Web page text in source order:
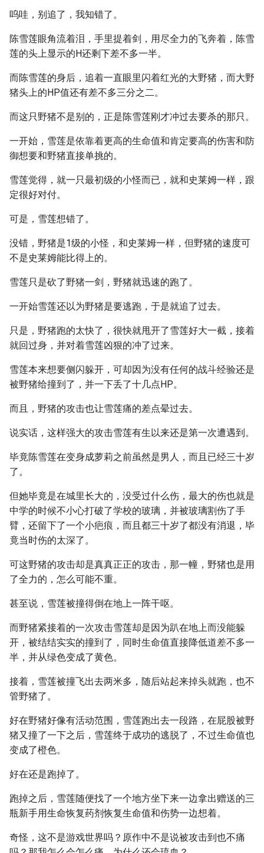
呜哇，别追了，我知错了。
陈雪莲眼角流着泪，手里提着剑，用尽全力的飞奔着，陈雪
莲的头上显示的H还剩下差不多一半。
而陈雪莲的身后，追着一直眼里闪着红光的大野猪，而大野
猪头上的HP值还有差不多三分之二。
而这只野猪不是别的，正是陈雪莲刚才冲过去要杀的那只。
一开始，雪莲是依靠着更高的生命值和肯定要高的伤害和防
御想要和野猪直接单挑的。
雪莲觉得，就一只最初级的小怪而已，就和史莱姆一样，跟
定很好对付。
可是，雪莲想错了。
没错，野猪是1级的小怪，和史莱姆一样，但野猪的速度可
不是史莱姆能比得上的。
雪莲只是砍了野猪一剑，野猪就迅速的跑了。
一开始雪莲还以为野猪是要逃跑，于是就追了过去。
只是，野猪跑的太快了，很快就甩开了雪莲好大一截，接着
就回过身，并对着雪莲凶狠的冲了过来。
雪莲本来想要侧闪躲开，可却因为没有任何的战斗经验还是
被野猪给撞到了，并一下丢了十几点HP。
而且，野猪的攻击也让雪莲痛的差点晕过去。
说实话，这样强大的攻击雪莲有生以来还是第一次遭遇到。
毕竟陈雪莲在变身成萝莉之前虽然是男人，而且已经三十岁
了。
但她毕竟是在城里长大的，没受过什么伤，最大的伤也就是
中学的时候不小心打破了学校的玻璃，并被玻璃割伤了手
臂，还留下了一个小疤痕，而且都三十岁了都没有消退，毕
竟当时伤的太深了。
可这野猪的攻击却是真真正正的攻击，那一幢，野猪也是用
了全力的，怎么可能不重。
甚至说，雪莲被撞得倒在地上一阵干呕。
而野猪紧接着的一次攻击雪莲却是因为趴在地上而没能躲
开，被结结实实的撞到了，同时生命值直接降低道差不多一
半，并从绿色变成了黄色。
接着，雪莲被撞飞出去两米多，随后站起来掉头就跑，也不
管野猪了。
好在野猪好像有活动范围，雪莲跑出去一段路，在屁股被野
猪又撞了一下之后，雪莲终于成功的逃脱了，不过生命值也
变成了橙色。
好在还是跑掉了。
跑掉之后，雪莲随便找了一个地方坐下来一边拿出赠送的三
瓶新手用生命恢复药剂恢复生命值和伤势一边想着。
奇怪，这不是游戏世界吗？原作中不是说被攻击到也不痛